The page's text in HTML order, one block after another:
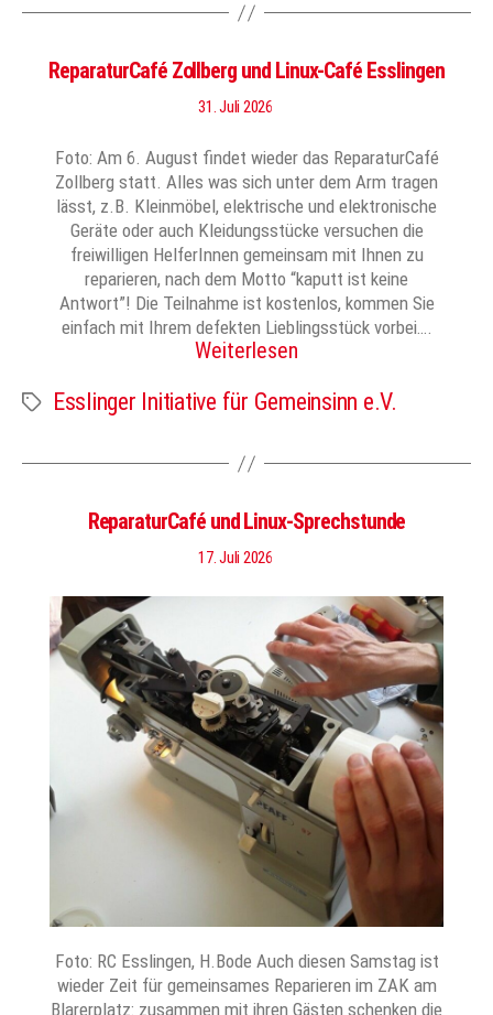
ReparaturCafé Zollberg und Linux-Café Esslingen
31. Juli 2026
Foto: Am 6. August findet wieder das ReparaturCafé
Zollberg statt. Alles was sich unter dem Arm tragen
lässt, z.B. Kleinmöbel, elektrische und elektronische
Geräte oder auch Kleidungsstücke versuchen die
freiwilligen HelferInnen gemeinsam mit Ihnen zu
reparieren, nach dem Motto “kaputt ist keine
Antwort”! Die Teilnahme ist kostenlos, kommen Sie
einfach mit Ihrem defekten Lieblingsstück vorbei….
Weiterlesen
Schlagwörter
Esslinger Initiative für Gemeinsinn e.V.
ReparaturCafé und Linux-Sprechstunde
17. Juli 2026
Foto: RC Esslingen, H.Bode Auch diesen Samstag ist
wieder Zeit für gemeinsames Reparieren im ZAK am
Blarerplatz: zusammen mit ihren Gästen schenken die